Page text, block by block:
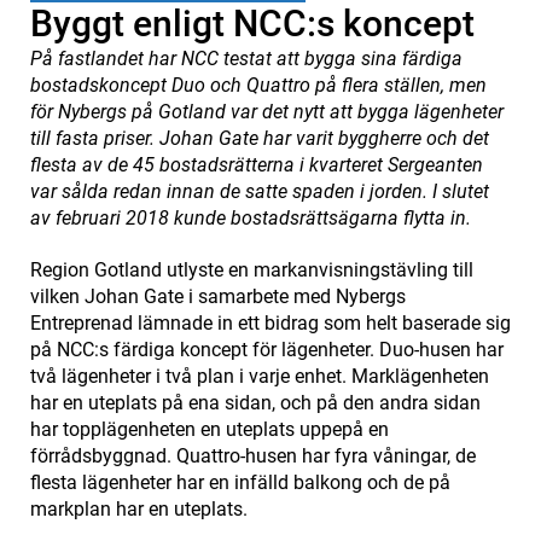
Byggt enligt NCC:s koncept
På fastlandet har NCC testat att bygga sina färdiga
bostadskoncept Duo och Quattro på flera ställen, men
för Nybergs på Gotland var det nytt att bygga lägenheter
till fasta priser. Johan Gate har varit byggherre och det
flesta av de 45 bostadsrätterna i kvarteret Sergeanten
var sålda redan innan de satte spaden i jorden. I slutet
av februari 2018 kunde bostadsrättsägarna flytta in.
Region Gotland utlyste en markanvisningstävling till
vilken Johan Gate i samarbete med Nybergs
Entreprenad lämnade in ett bidrag som helt baserade sig
på NCC:s färdiga koncept för lägenheter. Duo-husen har
två lägenheter i två plan i varje enhet. Marklägenheten
har en uteplats på ena sidan, och på den andra sidan
har topplägenheten en uteplats uppepå en
förrådsbyggnad. Quattro-husen har fyra våningar, de
flesta lägenheter har en infälld balkong och de på
markplan har en uteplats.